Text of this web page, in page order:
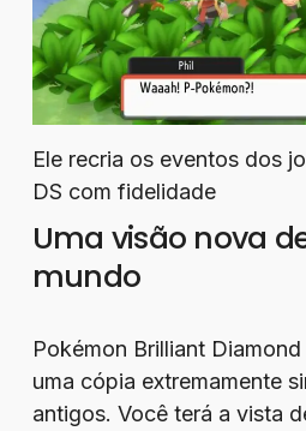
Ele recria os eventos dos
DS com fidelidade
Uma visão nova
mundo
Pokémon Brilliant
uma cópia extremamente
antigos. Você terá a vista